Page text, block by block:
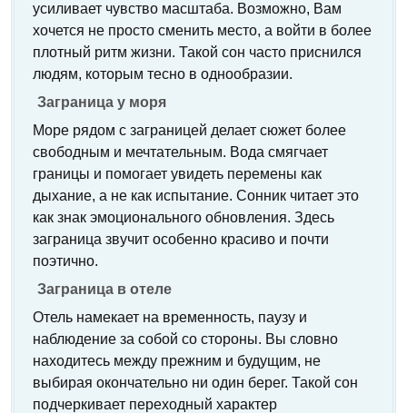
усиливает чувство масштаба. Возможно, Вам
хочется не просто сменить место, а войти в более
плотный ритм жизни. Такой сон часто приснился
людям, которым тесно в однообразии.
Заграница у моря
Море рядом с заграницей делает сюжет более
свободным и мечтательным. Вода смягчает
границы и помогает увидеть перемены как
дыхание, а не как испытание. Сонник читает это
как знак эмоционального обновления. Здесь
заграница звучит особенно красиво и почти
поэтично.
Заграница в отеле
Отель намекает на временность, паузу и
наблюдение за собой со стороны. Вы словно
находитесь между прежним и будущим, не
выбирая окончательно ни один берег. Такой сон
подчеркивает переходный характер